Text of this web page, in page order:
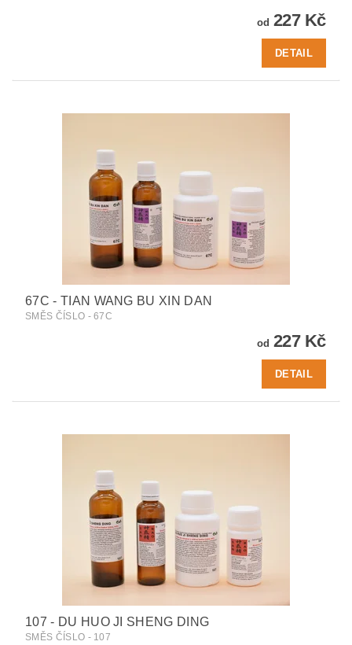
od 227 Kč
DETAIL
67C - TIAN WANG BU XIN DAN
SMĚS ČÍSLO - 67C
od 227 Kč
DETAIL
107 - DU HUO JI SHENG DING
SMĚS ČÍSLO - 107